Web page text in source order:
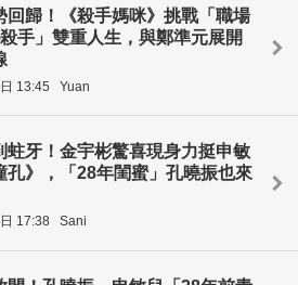
回歸！《殺手媽咪》挑戰「職場
手」雙重人生，與鄭準元展開
13:45 Yuan
蛀牙！金宇彬驚喜現身力挺申敏
孔》，「28年閨蜜」孔曉振也來
17:38 Sani